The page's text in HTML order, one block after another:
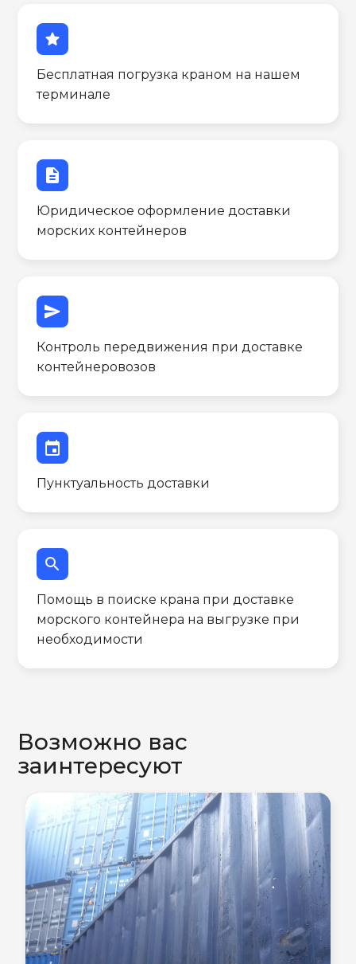
star
Бесплатная погрузка краном на нашем
терминале
description
Юридическое оформление доставки
морских контейнеров
send
Контроль передвижения при доставке
контейнеровозов
event
Пунктуальность доставки
search
Помощь в поиске крана при доставке
морского контейнера на выгрузке при
необходимости
Возможно вас
заинтересуют